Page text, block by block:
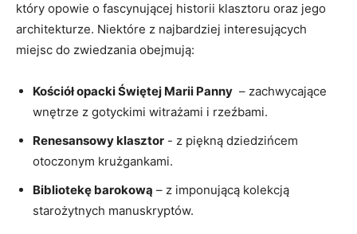
który opowie o fascynującej historii ⁢klasztoru​ oraz ​jego
architekturze. Niektóre ⁢z ​najbardziej interesujących
miejsc‌ do zwiedzania ‌obejmują:
Kościół opacki Świętej ‍Marii ​Panny ​ – zachwycające
wnętrze z ‍gotyckimi witrażami i rzeźbami.
Renesansowy ‌klasztor ⁣- z piękną ‌dziedzińcem​
otoczonym ‍krużgankami.
Bibliotekę barokową – ⁢z imponującą kolekcją‍
starożytnych manuskryptów.